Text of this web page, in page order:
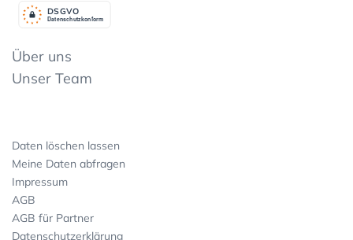
Datenschutzkonform
DSGVO
Über uns
Unser Team
Daten löschen lassen
Meine Daten abfragen
Impressum
AGB
AGB für Partner
Datenschutzerklärung